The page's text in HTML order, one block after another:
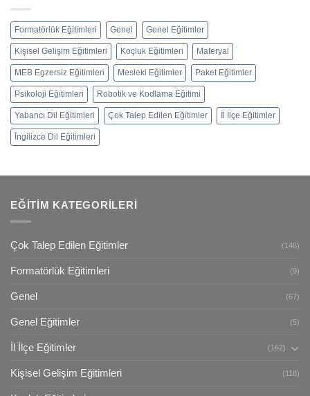
Formatörlük Eğitimleri Genel Genel Eğitimler
Kişisel Gelişim Eğitimleri Koçluk Eğitimleri Materyal
MEB Egzersiz Eğitimleri Mesleki Eğitimler Paket Eğitimler
Psikoloji Eğitimleri Robotik ve Kodlama Eğitimi
Yabancı Dil Eğitimleri Çok Talep Edilen Eğitimler İl İlçe Eğitimler
İngilizce Dil Eğitimleri
EĞITIM KATEGORILERI
Çok Talep Edilen Eğitimler (146)
Formatörlük Eğitimleri (9)
Genel (67)
Genel Eğitimler (5)
İl İlçe Eğitimler (162)
Kişisel Gelişim Eğitimleri (118)